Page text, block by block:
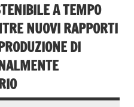
A TEMPO
NUOVI RAPPORTI
DI